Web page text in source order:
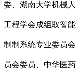
委、湖南大学机械
工程学会成组取智
制制系统专业委员
员会委员、中华医